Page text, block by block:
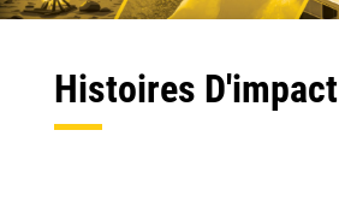
Histoires D'impact